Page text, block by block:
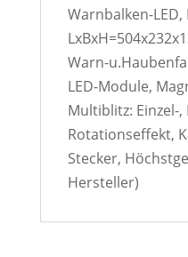
Warnbalken-
Warn-
LED-Module,
Multiblitz: Einzel-
Rotationseffekt,
Stecker,
Hersteller)